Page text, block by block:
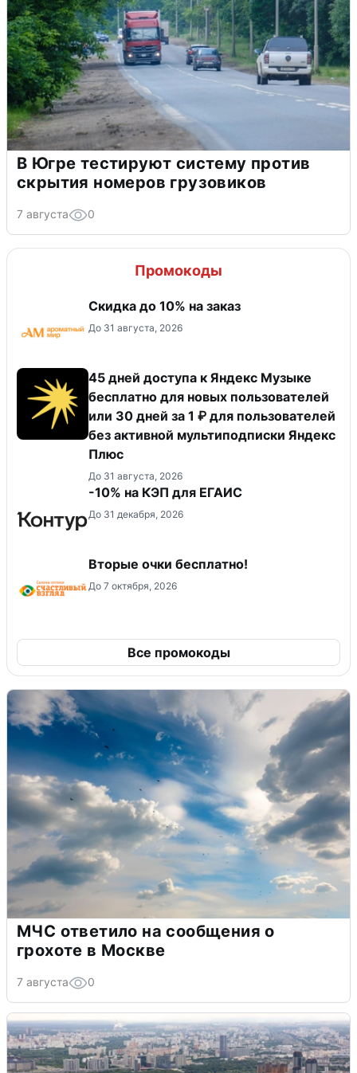
В Югре тестируют систему против
скрытия номеров грузовиков
7 августа 0
Промокоды
Скидка до 10% на заказ
До 31 августа, 2026
45 дней доступа к Яндекс Музыке
бесплатно для новых пользователей
или 30 дней за 1 ₽ для пользователей
без активной мультиподписки Яндекс
Плюс
До 31 августа, 2026
-10% на КЭП для ЕГАИС
До 31 декабря, 2026
Вторые очки бесплатно!
До 7 октября, 2026
Все промокоды
МЧС ответило на сообщения о
грохоте в Москве
7 августа 0